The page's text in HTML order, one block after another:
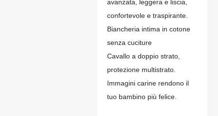
avanzata, leggera e liscia,
confortevole e traspirante.
Biancheria intima in cotone
senza cuciture
Cavallo a doppio strato,
protezione multistrato.
Immagini carine rendono il
tuo bambino più felice.